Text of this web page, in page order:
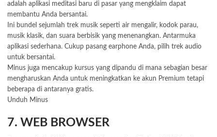
adalah aplikasi meditasi baru di pasar yang mengklaim dapat
membantu Anda bersantai.
Ini bundel sejumlah trek musik seperti air mengalir, kodok parau,
musik klasik, dan suara berbisik yang menenangkan. Antarmuka
aplikasi sederhana. Cukup pasang earphone Anda, pilih trek audio
untuk bersantai.
Minus juga mencakup kursus yang dipandu di mana sebagian besar
mengharuskan Anda untuk meningkatkan ke akun Premium tetapi
beberapa di antaranya gratis.
Unduh Minus
7. WEB BROWSER